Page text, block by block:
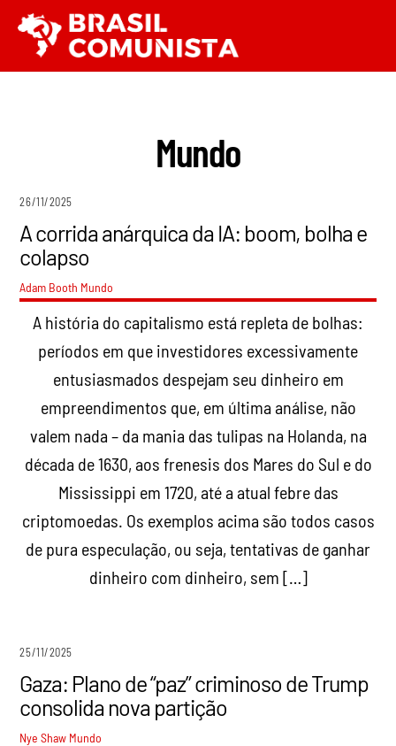
para
o
Mundo
26/11/2025
A corrida anárquica da IA: boom, bolha e
colapso
Adam Booth Mundo
A história do capitalismo está repleta de bolhas:
períodos em que investidores excessivamente
entusiasmados despejam seu dinheiro em
empreendimentos que, em última análise, não
valem nada – da mania das tulipas na Holanda, na
década de 1630, aos frenesis dos Mares do Sul e do
Mississippi em 1720, até a atual febre das
criptomoedas. Os exemplos acima são todos casos
de pura especulação, ou seja, tentativas de ganhar
dinheiro com dinheiro, sem […]
25/11/2025
Gaza: Plano de “paz” criminoso de Trump
consolida nova partição
Nye Shaw Mundo